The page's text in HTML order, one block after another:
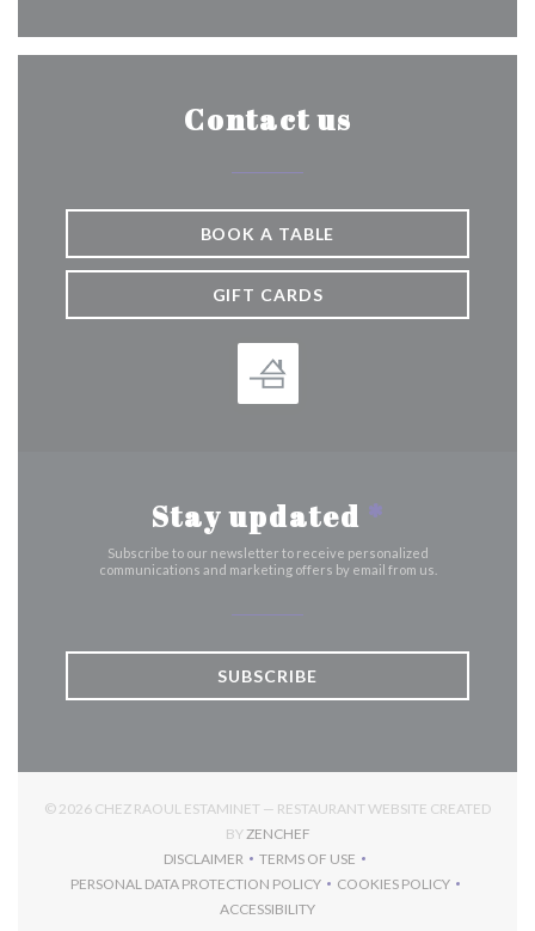
Contact us
BOOK A TABLE
GIFT CARDS
Stay updated *
Subscribe to our newsletter to receive personalized
communications and marketing offers by email from us.
SUBSCRIBE
© 2026 CHEZ RAOUL ESTAMINET — RESTAURANT WEBSITE CREATED
BY ZENCHEF((OPENS IN A NEW WINDOW))
DISCLAIMER
((OPENS IN A NEW WINDOW))
TERMS OF USE
((OPENS IN A NEW WINDOW))
PERSONAL DATA PROTECTION POLICY
((OPENS IN A NEW WINDOW))
COOKIES POLICY
((OPENS IN A NEW
ACCESSIBILITY
((OPENS IN A NEW WINDOW))